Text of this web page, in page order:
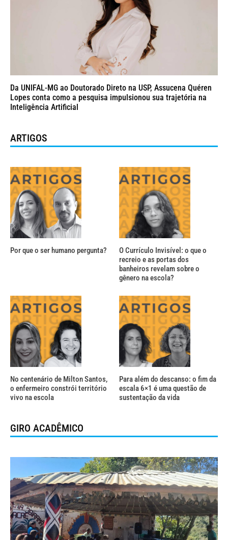
Da UNIFAL-MG ao Doutorado Direto na USP, Assucena Quéren
Lopes conta como a pesquisa impulsionou sua trajetória na
Inteligência Artificial
ARTIGOS
Por que o ser humano pergunta?
O Currículo Invisível: o que o
recreio e as portas dos
banheiros revelam sobre o
gênero na escola?
No centenário de Milton Santos,
o enfermeiro constrói território
vivo na escola
Para além do descanso: o fim da
escala 6×1 é uma questão de
sustentação da vida
GIRO ACADÊMICO